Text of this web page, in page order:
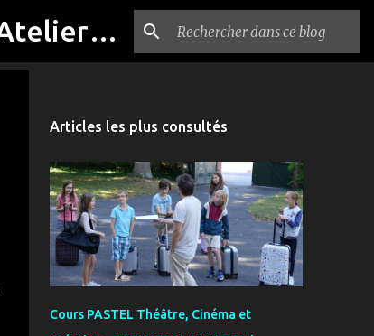
Compagnie PASTEL, Cours de théâtre, Cinéma, Exposition, Ateliers artistiques, Spectacle à Reims
Articles les plus consultés
Cours PASTEL Théâtre, Cinéma et